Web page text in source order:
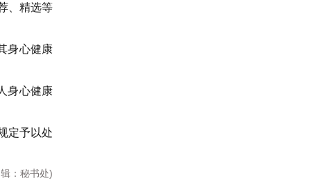
、精选等
身心健康
身心健康
定予以处
：秘书处)